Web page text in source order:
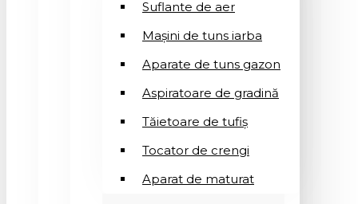
Suflantе de aer
Mașini de tuns iarba
Aparate de tuns gazon
Aspiratoare de gradină
Tăietoare de tufiș
Tocator de crengi
Aparat de maturat